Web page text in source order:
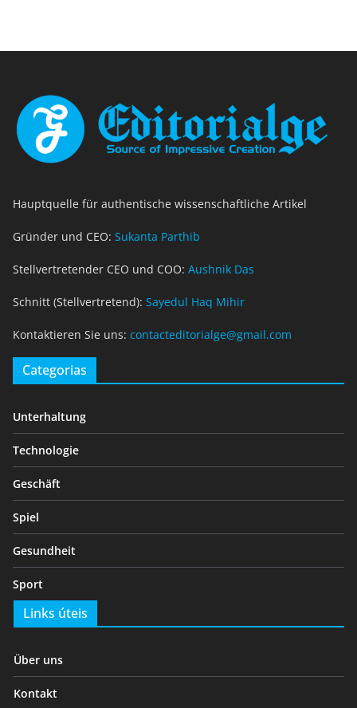
Hauptquelle für authentische wissenschaftliche Artikel
Gründer und CEO: Sukanta Parthib
Stellvertretender CEO und COO: Aushnik Das
Schnitt (Stellvertretend): Sayedul Haq Mihir
Kontaktieren Sie uns: contacteditorialge@gmail.com
Categorias
Unterhaltung
Technologie
Geschäft
Spiel
Gesundheit
Sport
Links úteis
Über uns
Kontakt